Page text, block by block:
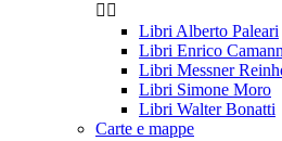
 
Libri Alberto Paleari
Libri Enrico
Libri Messner
Libri Simone Moro
Libri Walter Bonatti
Carte e mappe